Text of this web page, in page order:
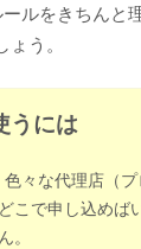
ルをきちんと
う。
うには
々な代理店（
こで申し込めば
。